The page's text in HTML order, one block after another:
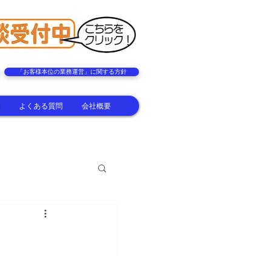
「お客様本位の業務運営」に関する方針
よくある質問 会社概要